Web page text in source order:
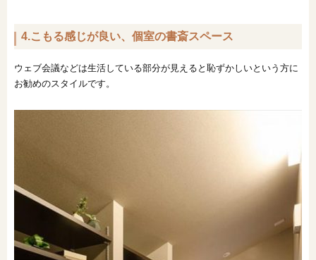
4.こもる感じが良い、個室の書斎スペース
ウェブ会議などは生活している部分が見えると恥ずかしいという方に
お勧めのスタイルです。